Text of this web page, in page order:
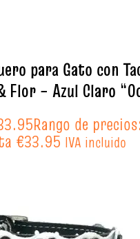
para Gato con
Flor – Azul Claro
Rango de
€33.95 IVA incluido